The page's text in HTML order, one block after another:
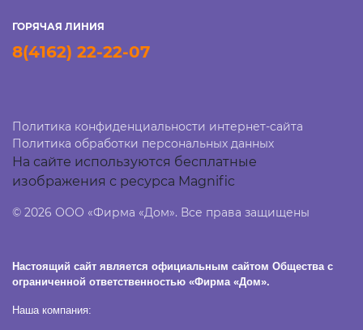
ГОРЯЧАЯ ЛИНИЯ
8(4162) 22-22-07
Политика конфиденциальности интернет-сайта
Политика обработки персональных данных
На сайте используются бесплатные
изображения с ресурса Magnific
© 2026 ООО «Фирма «Дом». Все права защищены
Настоящий сайт является официальным сайтом Общества с
ограниченной ответственностью «Фирма «Дом».
Наша компания: